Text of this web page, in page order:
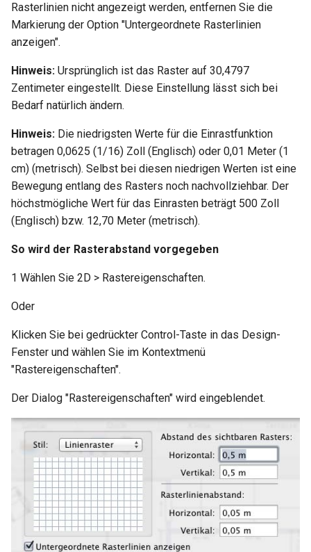
Bodenausschnitt
Schrank-Maße anpassen
Rasterlinien nicht angezeigt werden, entfernen Sie die
Markierung der Option "Untergeordnete Rasterlinien
anzeigen".
Hinweis: Ursprünglich ist das Raster auf 30,4797
Zentimeter eingestellt. Diese Einstellung lässt sich bei
Bedarf natürlich ändern.
Hinweis: Die niedrigsten Werte für die Einrastfunktion
betragen 0,0625 (1/16) Zoll (Englisch) oder 0,01 Meter (1
cm) (metrisch). Selbst bei diesen niedrigen Werten ist eine
Bewegung entlang des Rasters noch nachvollziehbar. Der
höchstmögliche Wert für das Einrasten beträgt 500 Zoll
(Englisch) bzw. 12,70 Meter (metrisch).
So wird der Rasterabstand vorgegeben
1 Wählen Sie 2D > Rastereigenschaften.
Oder
Klicken Sie bei gedrückter Control-Taste in das Design-
Fenster und wählen Sie im Kontextmenü
"Rastereigenschaften".
Der Dialog "Rastereigenschaften" wird eingeblendet.